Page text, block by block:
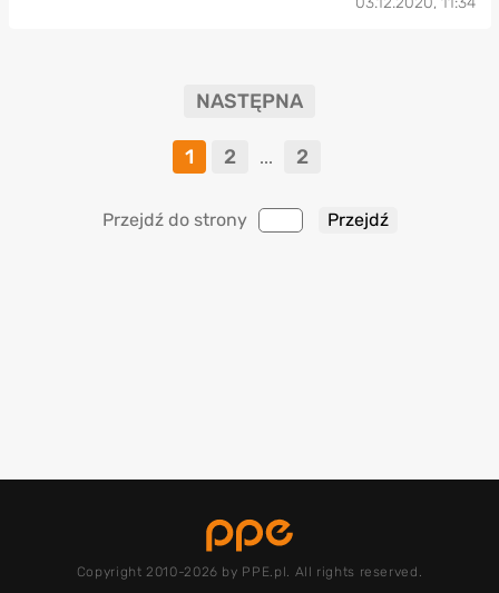
NASTĘPNA
1 2 ... 2
Przejdź do strony
Copyright 2010-2026 by PPE.pl. All rights reserved.